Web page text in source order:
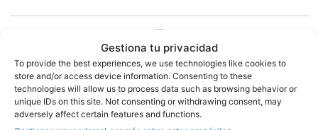
Gestiona tu privacidad
To provide the best experiences, we use technologies like cookies to
store and/or access device information. Consenting to these
technologies will allow us to process data such as browsing behavior or
unique IDs on this site. Not consenting or withdrawing consent, may
adversely affect certain features and functions.